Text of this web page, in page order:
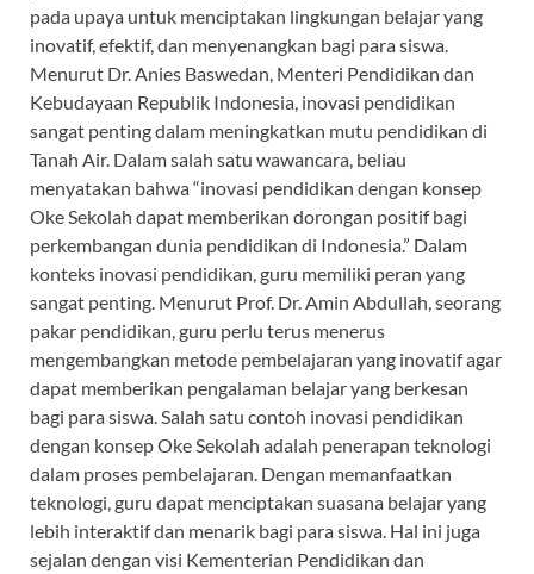
pada upaya untuk menciptakan lingkungan belajar yang
inovatif, efektif, dan menyenangkan bagi para siswa.
Menurut Dr. Anies Baswedan, Menteri Pendidikan dan
Kebudayaan Republik Indonesia, inovasi pendidikan
sangat penting dalam meningkatkan mutu pendidikan di
Tanah Air. Dalam salah satu wawancara, beliau
menyatakan bahwa “inovasi pendidikan dengan konsep
Oke Sekolah dapat memberikan dorongan positif bagi
perkembangan dunia pendidikan di Indonesia.” Dalam
konteks inovasi pendidikan, guru memiliki peran yang
sangat penting. Menurut Prof. Dr. Amin Abdullah, seorang
pakar pendidikan, guru perlu terus menerus
mengembangkan metode pembelajaran yang inovatif agar
dapat memberikan pengalaman belajar yang berkesan
bagi para siswa. Salah satu contoh inovasi pendidikan
dengan konsep Oke Sekolah adalah penerapan teknologi
dalam proses pembelajaran. Dengan memanfaatkan
teknologi, guru dapat menciptakan suasana belajar yang
lebih interaktif dan menarik bagi para siswa. Hal ini juga
sejalan dengan visi Kementerian Pendidikan dan